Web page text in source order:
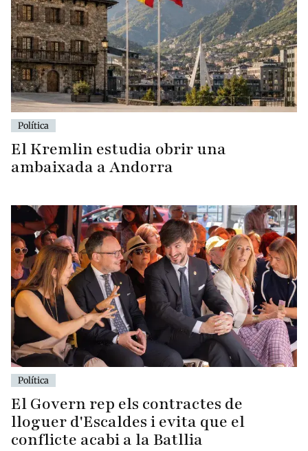
Política
El Kremlin estudia obrir una
ambaixada a Andorra
Política
El Govern rep els contractes de
lloguer d'Escaldes i evita que el
conflicte acabi a la Batllia